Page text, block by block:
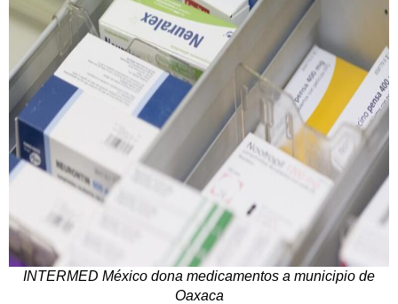
INTERMED México dona medicamentos a municipio de
Oaxaca